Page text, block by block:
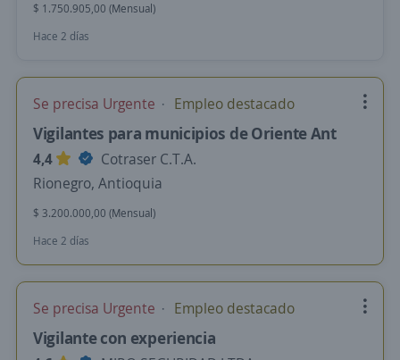
$ 1.750.905,00 (Mensual)
Hace 2 días
Se precisa Urgente Empleo destacado
Vigilantes para municipios de Oriente Ant
4,4
Cotraser C.T.A.
Rionegro, Antioquia
$ 3.200.000,00 (Mensual)
Hace 2 días
Se precisa Urgente Empleo destacado
Vigilante con experiencia